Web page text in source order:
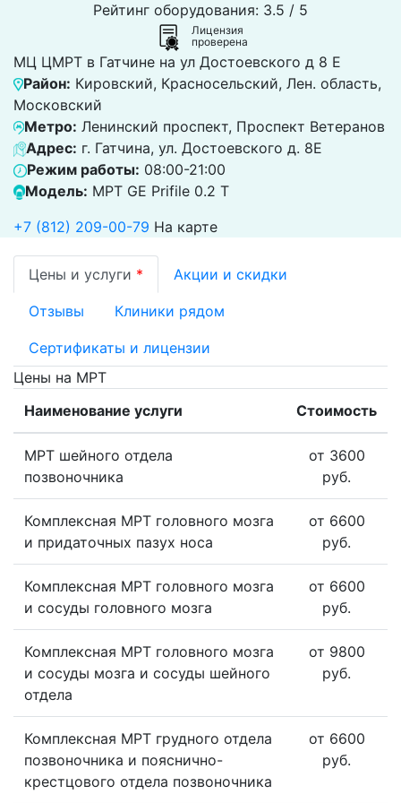
Рейтинг оборудования: 3.5 / 5
Лицензия
проверена
МЦ ЦМРТ в Гатчине на ул Достоевского д 8 Е
Район: Кировский, Красносельский, Лен. область,
Московский
Метро: Ленинский проспект, Проспект Ветеранов
Адрес: г. Гатчина, ул. Достоевского д. 8Е
Режим работы: 08:00-21:00
Модель: МРТ GE Prifile 0.2 Т
+7 (812) 209-00-79 На карте
Цены и услуги * Акции и скидки
Отзывы Клиники рядом
Сертификаты и лицензии
Цены на МРТ
Наименование услуги
Стоимость
МРТ шейного отдела
позвоночника
от 3600
руб.
Комплексная МРТ головного мозга
и придаточных пазух носа
от 6600
руб.
Комплексная МРТ головного мозга
и сосуды головного мозга
от 6600
руб.
Комплексная МРТ головного мозга
и сосуды мозга и сосуды шейного
отдела
от 9800
руб.
Комплексная МРТ грудного отдела
позвоночника и пояснично-
крестцового отдела позвоночника
от 6600
руб.